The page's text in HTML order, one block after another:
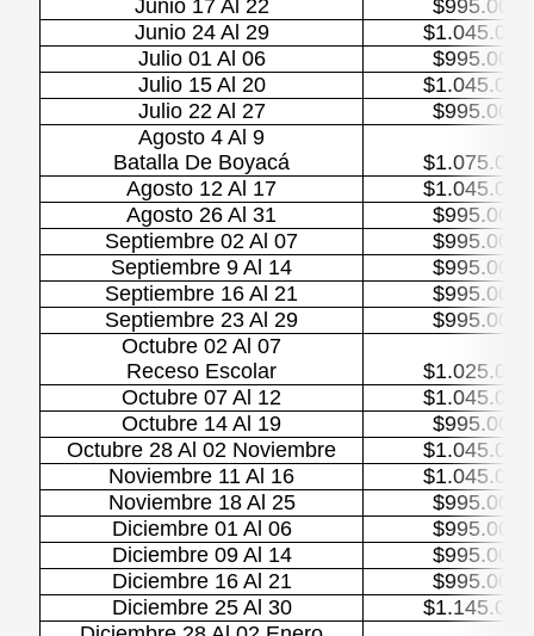
Junio 17 Al 22
$995.000
Junio 24 Al 29
$1.045.000
Julio 01 Al 06
$995.000
Julio 15 Al 20
$1.045.000
Julio 22 Al 27
$995.000
Agosto 4 Al 9
Batalla De Boyacá
$1.075.000
Agosto 12 Al 17
$1.045.000
Agosto 26 Al 31
$995.000
Septiembre 02 Al 07
$995.000
Septiembre 9 Al 14
$995.000
Septiembre 16 Al 21
$995.000
Septiembre 23 Al 29
$995.000
Octubre 02 Al 07
Receso Escolar
$1.025.000
Octubre 07 Al 12
$1.045.000
Octubre 14 Al 19
$995.000
Octubre 28 Al 02 Noviembre
$1.045.000
Noviembre 11 Al 16
$1.045.000
Noviembre 18 Al 25
$995.000
Diciembre 01 Al 06
$995.000
Diciembre 09 Al 14
$995.000
Diciembre 16 Al 21
$995.000
Diciembre 25 Al 30
$1.145.000